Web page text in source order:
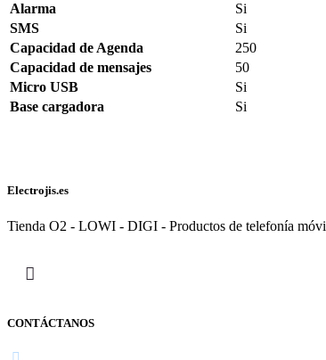
Alarma
Si
SMS
Si
Capacidad de Agenda
250
Capacidad de mensajes
50
Micro USB
Si
Base cargadora
Si
Electrojis.es
Tienda O2 - LOWI - DIGI - Productos de telefonía
CONTÁCTANOS